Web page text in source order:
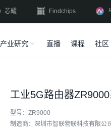
芯耀 Findchips
产业研究 直播 课程 社区
工业5G路由器ZR9000
型号：ZR9000
制造商：深圳市智联物联科技有限公司